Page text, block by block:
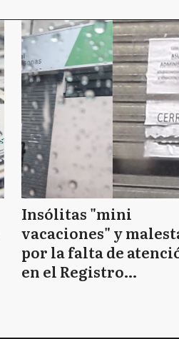
Insólitas "mini
vacaciones" y
por la falta de
en el Registro